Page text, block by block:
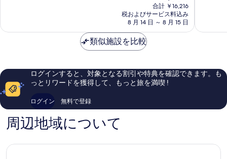
ツ
テ
セ
ン
Debrecen
に
し
口
コ
54
件
の
口
在
の
料
金
合計 ￥16,216
税およびサービス料込み
8 月 14 日 ～ 8 月 15 日
良
ミ
248
類似施設を比較
ログインすると、対象となる割引や特典を確認できます。も
っとリワードを獲得して、もっと旅を満喫 !
ログイン 無料で登録
周辺地域について